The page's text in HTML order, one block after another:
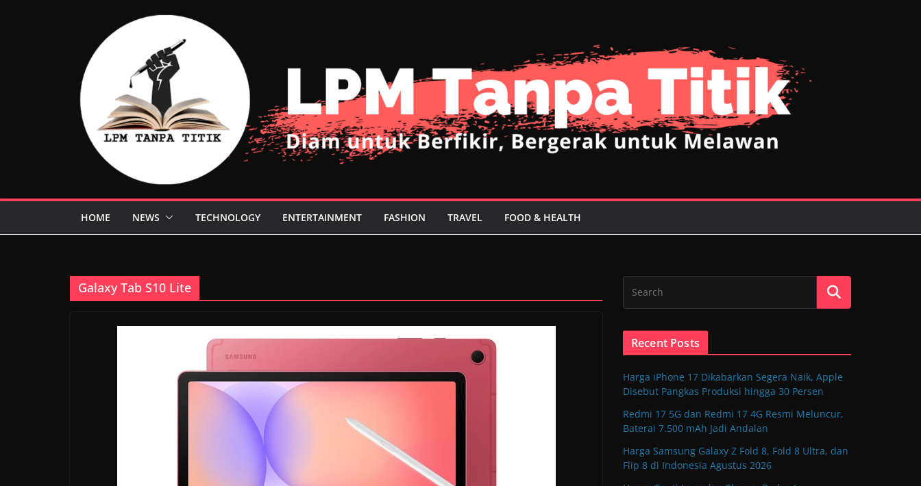
HOME NEWS TECHNOLOGY ENTERTAINMENT FASHION TRAVEL FOOD & HEALTH
Galaxy Tab S10 Lite
Recent Posts
Harga iPhone 17 Dikabarkan Segera Naik, Apple
Disebut Pangkas Produksi hingga 30 Persen
Redmi 17 5G dan Redmi 17 4G Resmi Meluncur,
Baterai 7.500 mAh Jadi Andalan
Harga Samsung Galaxy Z Fold 8, Fold 8 Ultra, dan
Flip 8 di Indonesia Agustus 2026